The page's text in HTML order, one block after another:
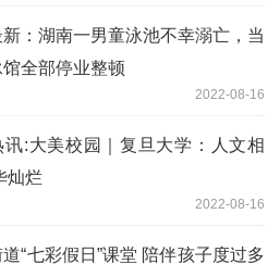
：湖南一男童泳池不幸溺亡，当
全部停业整顿
2022-08-16
讯:大美校园｜复旦大学：人文相
灿烂
2022-08-16
“七彩假日”课堂 陪伴孩子度过多